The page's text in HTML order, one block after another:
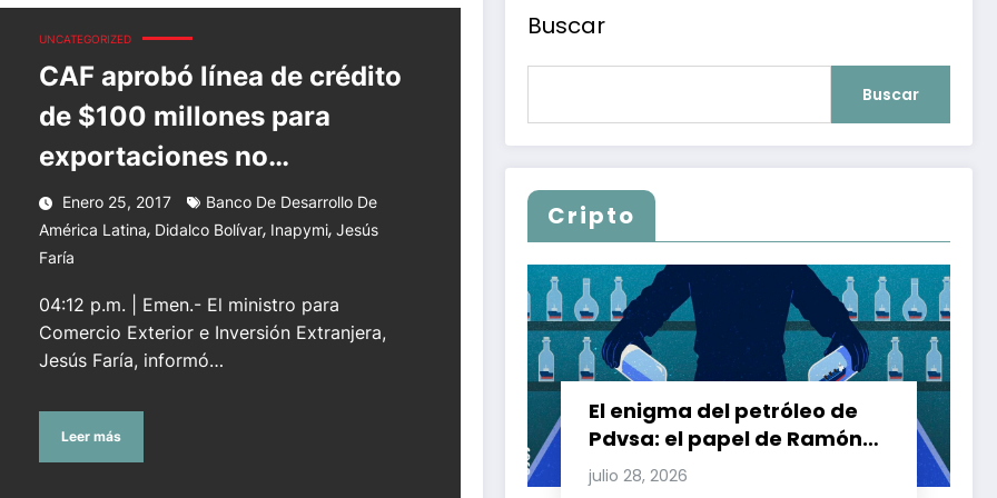
UNCATEGORIZED
CAF aprobó línea de crédito
de $100 millones para
exportaciones no
tradicionales
Enero 25, 2017
Banco De Desarrollo De
América Latina, Didalco Bolívar, Inapymi, Jesús
Faría
04:12 p.m. | Emen.- El ministro para
Comercio Exterior e Inversión Extranjera,
Jesús Faría, informó…
Leer más
Buscar
Buscar
Cripto
El enigma del petróleo de
Pdvsa: el papel de Ramón
Carretero en el triángulo de
julio 28, 2026